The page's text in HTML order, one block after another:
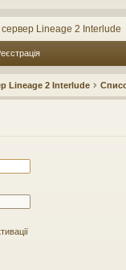
Lineage 2 Interlude
Lineage 2 Interlude